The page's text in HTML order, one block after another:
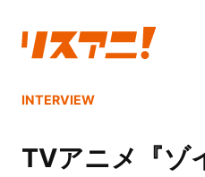
INTERVIEW
TVアニメ『ゾ